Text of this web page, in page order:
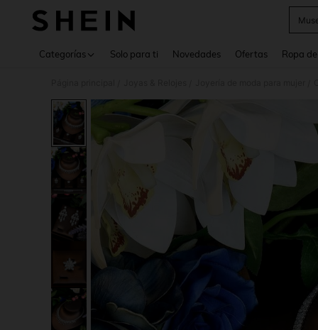
Categorías Solo para ti Novedades Ofertas Ropa